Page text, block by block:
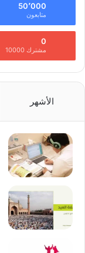
50٬000
متابعون
0
مشترك 10000
الأشهر